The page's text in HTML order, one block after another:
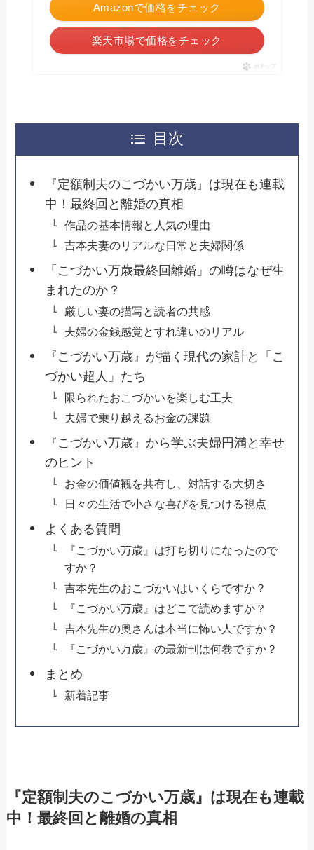
Amazonで価格をチェック
楽天市場で価格をチェック
ポチップ
目次
『定額制夫のこづかい万歳』は現在も連載
中！最終回と離婚の真相
作品の基本情報と人気の理由
吉本夫妻のリアルな日常と夫婦関係
「こづかい万歳最終回離婚」の噂はなぜ生
まれたのか？
厳しい妻の描写と読者の共感
夫婦の金銭感覚とすれ違いのリアル
『こづかい万歳』が描く現代の家計と「こ
づかい超人」たち
限られたおこづかいを楽しむ工夫
夫婦で乗り越えるお金の課題
『こづかい万歳』から学ぶ夫婦円満と幸せ
のヒント
お金の価値観を共有し、対話する大切さ
日々の生活で小さな喜びを見つける視点
よくある質問
『こづかい万歳』は打ち切りになったので
すか？
吉本先生のおこづかいはいくらですか？
『こづかい万歳』はどこで読めますか？
吉本先生の奥さんは本当に怖い人ですか？
『こづかい万歳』の最新刊は何巻ですか？
まとめ
新着記事
『定額制夫のこづかい万歳』は現在も連載
中！最終回と離婚の真相